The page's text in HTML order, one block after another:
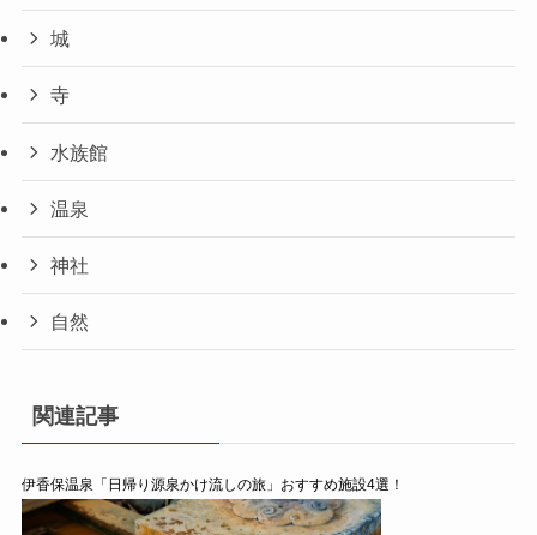
城
寺
水族館
温泉
神社
自然
関連記事
伊香保温泉「日帰り源泉かけ流しの旅」おすすめ施設4選！